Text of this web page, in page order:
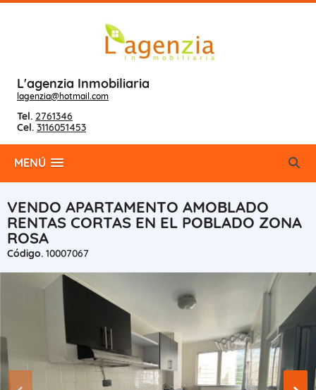
L'agenzia Inmobiliaria
lagenzia@hotmail.com
Tel. 2761346
Cel. 3116051453
MENÚ
VENDO APARTAMENTO AMOBLADO
RENTAS CORTAS EN EL POBLADO ZONA
ROSA
Código. 10007067